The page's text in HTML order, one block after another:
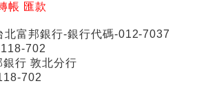
帳 匯款
富邦銀行-銀行代碼-012-7037
702
銀行 敦北分行
702